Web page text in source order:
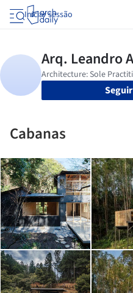
Iniciar sessão
Seguir
Cabanas